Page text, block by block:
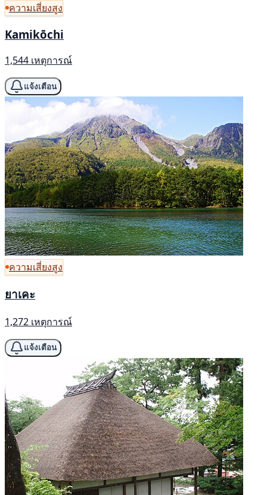
ความเสี่ยงสูง
Kamikōchi
1,544 เหตุการณ์
แจ้งเตือน
ความเสี่ยงสูง
ยาเคะ
1,272 เหตุการณ์
แจ้งเตือน